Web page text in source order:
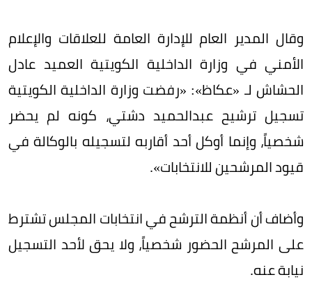
وقال المدير العام للإدارة العامة للعلاقات والإعلام
الأمني في وزارة الداخلية الكويتية العميد عادل
الحشاش لـ «عكاظ»: «رفضت وزارة الداخلية الكويتية
تسجيل ترشيح عبدالحميد دشتي، كونه لم يحضر
شخصياً، وإنما أوكل أحد أقاربه لتسجيله بالوكالة في
قيود المرشحين للانتخابات».
وأضاف أن أنظمة الترشح في انتخابات المجلس تشترط
على المرشح الحضور شخصياً، ولا يحق لأحد التسجيل
نيابة عنه.